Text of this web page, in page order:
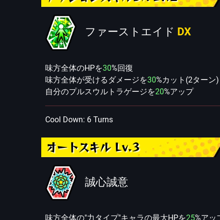
ファーストエイド DX
味方全体のHPを30%回復
味方全体が受けるダメージを30%カット(2ターン)
自分のプルスウルトラゲージを20%アップ
Cool Down: 6 Turns
オートスキル Lv.3
誠心誠意
味方全体の"力タイプ"キャラの最大HPを25%アッ